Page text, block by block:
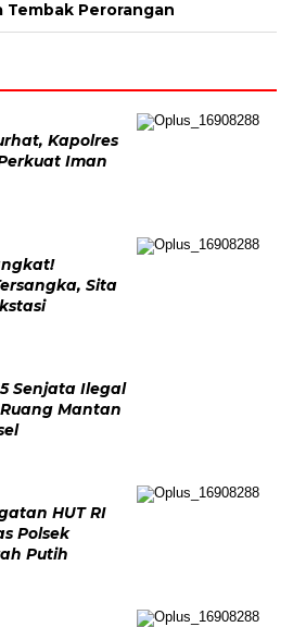
Tembak Perorangan
Kapolres
Iman
Sita
Senjata Ilegal
Mantan
HUT RI
Polsek
Putih